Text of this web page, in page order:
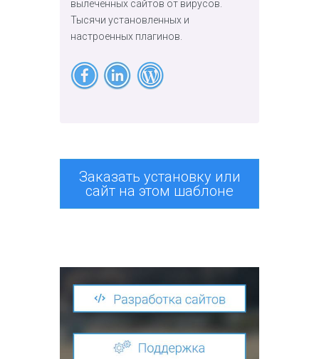
вылеченных сайтов от вирусов.
Тысячи установленных и
настроенных плагинов.
Заказать установку или
сайт на этом шаблоне